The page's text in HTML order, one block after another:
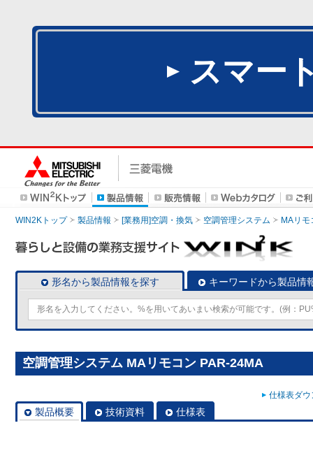
スマー
WIN2Kトップ 製品情報 [業務用]空調・換気 空調管理システム MAリモ
形名から製品情報を探す キーワードから製品情
空調管理システム MAリモコン PAR-24MA
仕様表ダ
製品概要 技術資料 仕様表